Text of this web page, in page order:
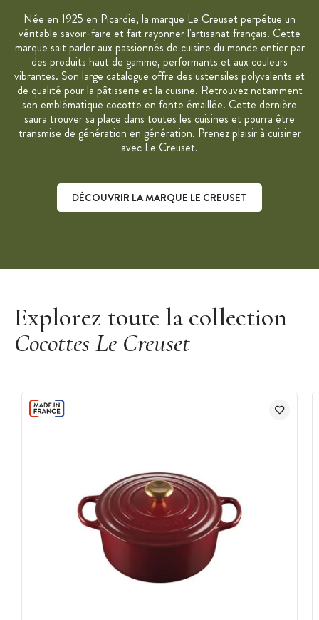
Née en 1925 en Picardie, la marque Le Creuset perpétue un
véritable savoir-faire et fait rayonner l'artisanat français. Cette
marque sait parler aux passionnés de cuisine du monde entier par
des produits haut de gamme, performants et aux couleurs
vibrantes. Son large catalogue offre des ustensiles polyvalents et
de qualité pour la pâtisserie et la cuisine. Retrouvez notamment
son emblématique cocotte en fonte émaillée. Cette dernière
saura trouver sa place dans toutes les cuisines et pourra être
transmise de génération en génération. Prenez plaisir à cuisiner
avec Le Creuset.
DÉCOUVRIR LA MARQUE LE CREUSET
Explorez toute la collection
Cocottes Le Creuset